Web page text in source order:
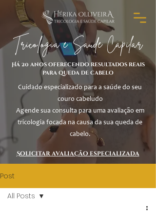
Tricologia e Saúde Capilar
Há 20 anos oferecendo resultados reais
para queda de cabelo
Cuidado especializado para a saúde do seu
couro cabeludo
Agende sua consulta para uma avaliação em
tricologia focada na causa da sua queda de
cabelo.
Solicitar avaliação especializada
Post
All Posts